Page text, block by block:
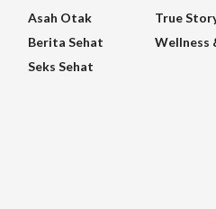
Asah Otak
Berita Sehat
Seks Sehat
True
Wellness